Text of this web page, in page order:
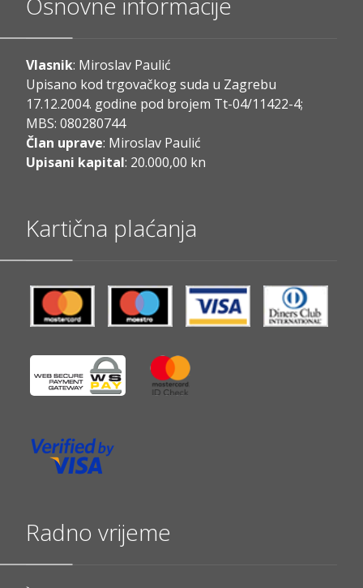
Vlasnik: Miroslav Paulić
Upisano kod trgovačkog suda u Zagrebu
17.12.2004. godine pod brojem Tt-04/11422-4;
MBS: 080280744
Član uprave: Miroslav Paulić
Upisani kapital: 20.000,00 kn
Kartična plaćanja
Radno vrijeme